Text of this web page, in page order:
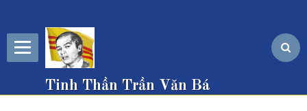
Tinh Thần Trần Văn Bá